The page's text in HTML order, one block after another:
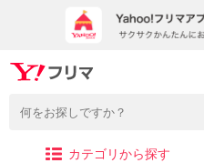
カテゴリから探す